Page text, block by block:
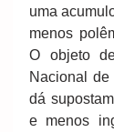
uma
menos
O objeto
Nacional de
dá
e menos